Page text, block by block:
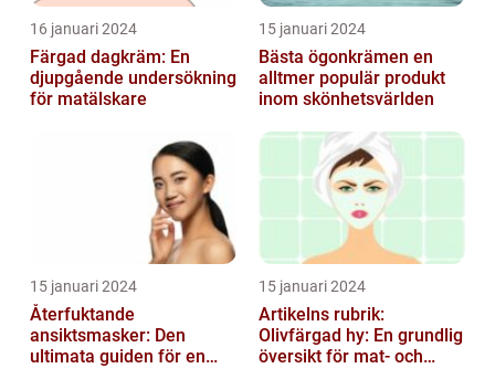
16 januari 2024
Färgad dagkräm: En
djupgående undersökning
för matälskare
15 januari 2024
Bästa ögonkrämen en
alltmer populär produkt
inom skönhetsvärlden
15 januari 2024
Återfuktande
ansiktsmasker: Den
ultimata guiden för en
15 januari 2024
Artikelns rubrik:
Olivfärgad hy: En grundlig
översikt för mat- och